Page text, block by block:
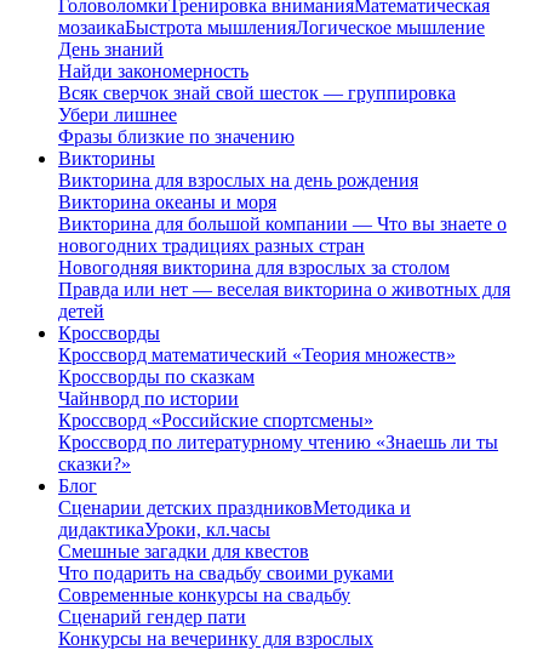
ГоловоломкиТренировка вниманияМатематическая
мозаикаБыстрота мышленияЛогическое мышление
День знаний
Найди закономерность
Всяк сверчок знай свой шесток — группировка
Убери лишнее
Фразы близкие по значению
Викторины
Викторина для взрослых на день рождения
Викторина океаны и моря
Викторина для большой компании — Что вы знаете о
новогодних традициях разных стран
Новогодняя викторина для взрослых за столом
Правда или нет — веселая викторина о животных для
детей
Кроссворды
Кроссворд математический «Теория множеств»
Кроссворды по сказкам
Чайнворд по истории
Кроссворд «Российские спортсмены»
Кроссворд по литературному чтению «Знаешь ли ты
сказки?»
Блог
Сценарии детских праздниковМетодика и
дидактикаУроки, кл.часы
Смешные загадки для квестов
Что подарить на свадьбу своими руками
Современные конкурсы на свадьбу
Сценарий гендер пати
Конкурсы на вечеринку для взрослых